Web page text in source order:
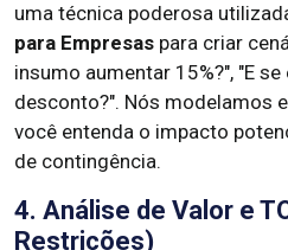
uma técnica poderosa
para Empresas para criar
insumo aumentar 15%?", "E
desconto?". Nós modelamos
você entenda o impacto
de contingência.
4. Análise de Valor e
Restrições)